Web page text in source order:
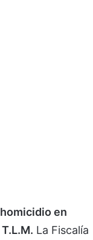
homicidio en
T.L.M. La Fiscalía